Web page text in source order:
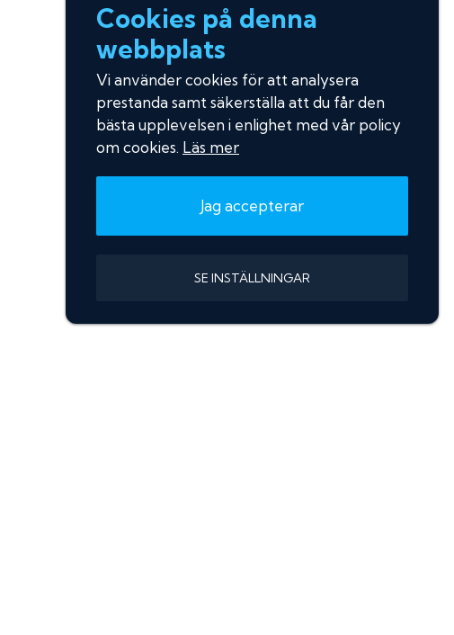
Cookies på denna
webbplats
Vi använder cookies för att analysera
prestanda samt säkerställa att du får den
bästa upplevelsen i enlighet med vår policy
om cookies. Läs mer
Jag accepterar
SE INSTÄLLNINGAR